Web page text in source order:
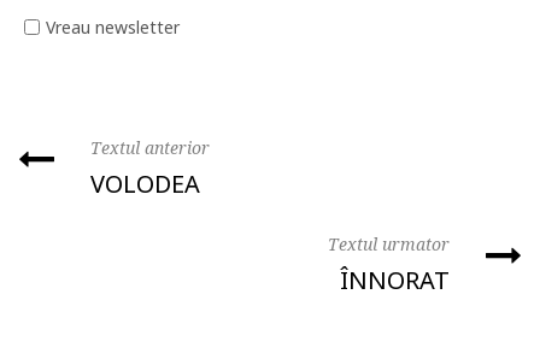
Vreau newsletter
Textul anterior
VOLODEA
Textul urmator
ÎNNORAT